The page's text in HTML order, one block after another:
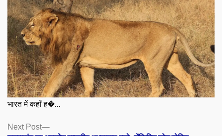
भारत में कहाँ ह�...
Posts
Next Post
Next